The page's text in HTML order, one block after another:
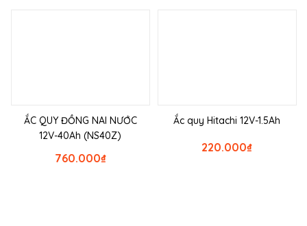
ẮC QUY ĐỒNG NAI NƯỚC
12V-40Ah (NS40Z)
₫
760.000
Ắc quy Hitachi 12V-1.5Ah
₫
220.000